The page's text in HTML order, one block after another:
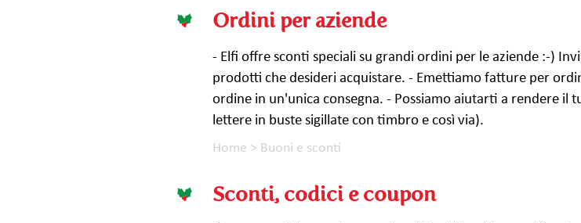
Ordini per aziende
- Elfi offre sconti speciali su grandi ordini per le aziende :-)
prodotti che desideri acquistare. - Emettiamo fatture per
ordine in un'unica consegna. - Possiamo aiutarti a rendere il
lettere in buste sigillate con timbro e così via).
Home > Buoni e sconti
Sconti, codici e coupon